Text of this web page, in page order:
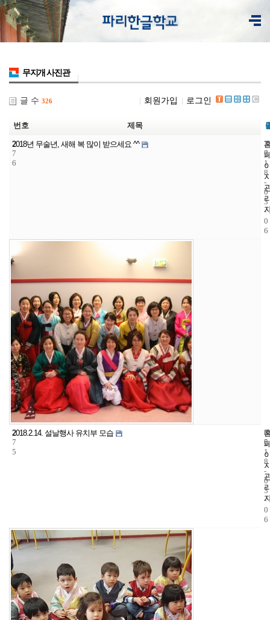
무지개 사진관
글 수 326 회원가입 로그인
번호 제목
2
7
6
2018년 무술년, 새해 복 많이 받으세요 ^^
7
7
2
0
1
8
-
0
3
-
0
6
2
7
5
2018.2.14. 설날행사 유치부 모습
6
5
2
0
1
8
-
0
3
-
0
6